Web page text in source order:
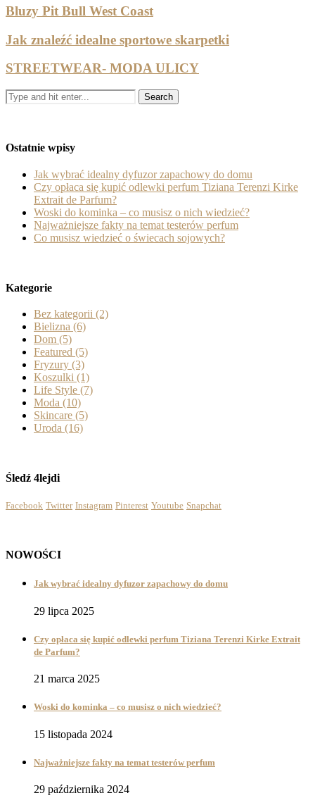
Bluzy Pit Bull West Coast
Jak znaleźć idealne sportowe skarpetki
STREETWEAR- MODA ULICY
Ostatnie wpisy
Jak wybrać idealny dyfuzor zapachowy do domu
Czy opłaca się kupić odlewki perfum Tiziana Terenzi Kirke
Extrait de Parfum?
Woski do kominka – co musisz o nich wiedzieć?
Najważniejsze fakty na temat testerów perfum
Co musisz wiedzieć o świecach sojowych?
Kategorie
Bez kategorii (2)
Bielizna (6)
Dom (5)
Featured (5)
Fryzury (3)
Koszulki (1)
Life Style (7)
Moda (10)
Skincare (5)
Uroda (16)
Śledź 4lejdi
Facebook Twitter Instagram Pinterest Youtube Snapchat
NOWOŚCI
Jak wybrać idealny dyfuzor zapachowy do domu
29 lipca 2025
Czy opłaca się kupić odlewki perfum Tiziana Terenzi Kirke Extrait
de Parfum?
21 marca 2025
Woski do kominka – co musisz o nich wiedzieć?
15 listopada 2024
Najważniejsze fakty na temat testerów perfum
29 października 2024